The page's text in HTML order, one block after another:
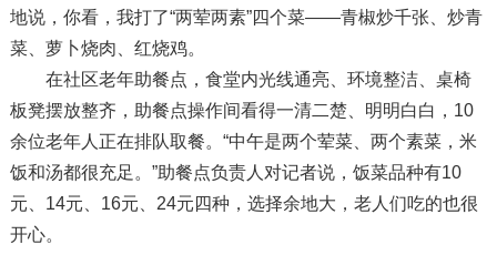
地说，你看，我打了“两荤两素”四个菜——青椒炒千张、炒青
菜、萝卜烧肉、红烧鸡。
在社区老年助餐点，食堂内光线通亮、环境整洁、桌椅
板凳摆放整齐，助餐点操作间看得一清二楚、明明白白，10
余位老年人正在排队取餐。“中午是两个荤菜、两个素菜，米
饭和汤都很充足。”助餐点负责人对记者说，饭菜品种有10
元、14元、16元、24元四种，选择余地大，老人们吃的也很
开心。